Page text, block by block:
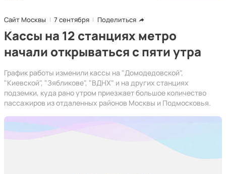
Сайт Москвы 7 сентября Поделиться
Кассы на 12 станциях метро
начали открываться с пяти утра
График работы изменили кассы на "Домодедовской",
"Киевской", "Зябликове", "ВДНХ" и на других станциях
подземки, куда рано утром приезжает большое количество
пассажиров из отдаленных районов Москвы и Подмосковья.